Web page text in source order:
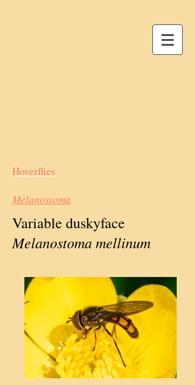
Hoverflies
Melanostoma
Variable duskyface
Melanostoma mellinum